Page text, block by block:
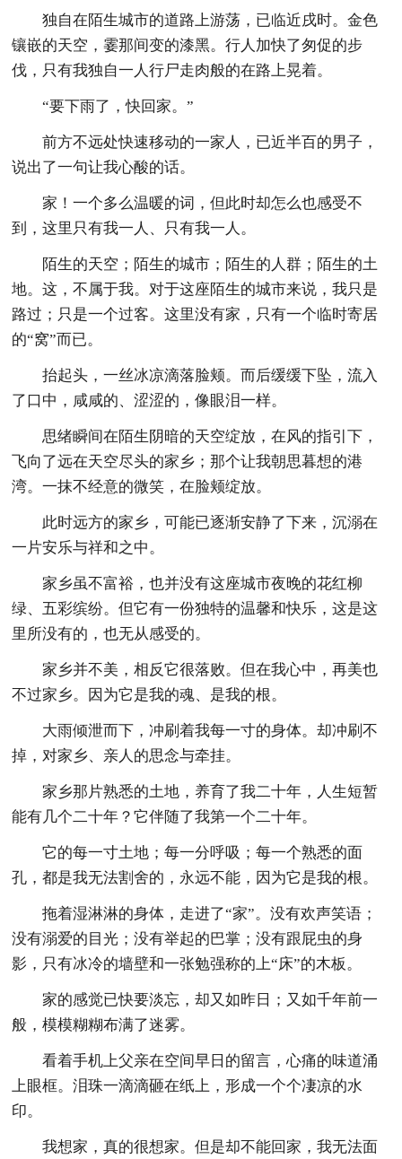
独自在陌生城市的道路上游荡，已临近戌时。金色
镶嵌的天空，霎那间变的漆黑。行人加快了匆促的步
伐，只有我独自一人行尸走肉般的在路上晃着。
“要下雨了，快回家。”
前方不远处快速移动的一家人，已近半百的男子，
说出了一句让我心酸的话。
家！一个多么温暖的词，但此时却怎么也感受不
到，这里只有我一人、只有我一人。
陌生的天空；陌生的城市；陌生的人群；陌生的土
地。这，不属于我。对于这座陌生的城市来说，我只是
路过；只是一个过客。这里没有家，只有一个临时寄居
的“窝”而已。
抬起头，一丝冰凉滴落脸颊。而后缓缓下坠，流入
了口中，咸咸的、涩涩的，像眼泪一样。
思绪瞬间在陌生阴暗的天空绽放，在风的指引下，
飞向了远在天空尽头的家乡；那个让我朝思暮想的港
湾。一抹不经意的微笑，在脸颊绽放。
此时远方的家乡，可能已逐渐安静了下来，沉溺在
一片安乐与祥和之中。
家乡虽不富裕，也并没有这座城市夜晚的花红柳
绿、五彩缤纷。但它有一份独特的温馨和快乐，这是这
里所没有的，也无从感受的。
家乡并不美，相反它很落败。但在我心中，再美也
不过家乡。因为它是我的魂、是我的根。
大雨倾泄而下，冲刷着我每一寸的身体。却冲刷不
掉，对家乡、亲人的思念与牵挂。
家乡那片熟悉的土地，养育了我二十年，人生短暂
能有几个二十年？它伴随了我第一个二十年。
它的每一寸土地；每一分呼吸；每一个熟悉的面
孔，都是我无法割舍的，永远不能，因为它是我的根。
拖着湿淋淋的身体，走进了“家”。没有欢声笑语；
没有溺爱的目光；没有举起的巴掌；没有跟屁虫的身
影，只有冰冷的墙壁和一张勉强称的上“床”的木板。
家的感觉已快要淡忘，却又如昨日；又如千年前一
般，模模糊糊布满了迷雾。
看着手机上父亲在空间早日的留言，心痛的味道涌
上眼框。泪珠一滴滴砸在纸上，形成一个个凄凉的水
印。
我想家，真的很想家。但是却不能回家，我无法面